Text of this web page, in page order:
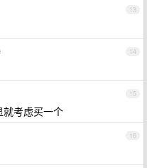
13
14
15
考虑买一个
16